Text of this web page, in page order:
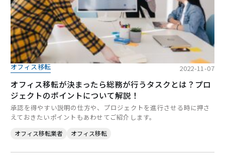
オフィス移転 2022-11-07
オフィス移転が決まったら総務が行うタスクとは？プロ
ジェクトのポイントについて解説！
承認を得やすい説明の仕方や、プロジェクトを進行させる時に押さ
えておきたいポイントもあわせてご紹介します。
オフィス移転業者 オフィス移転